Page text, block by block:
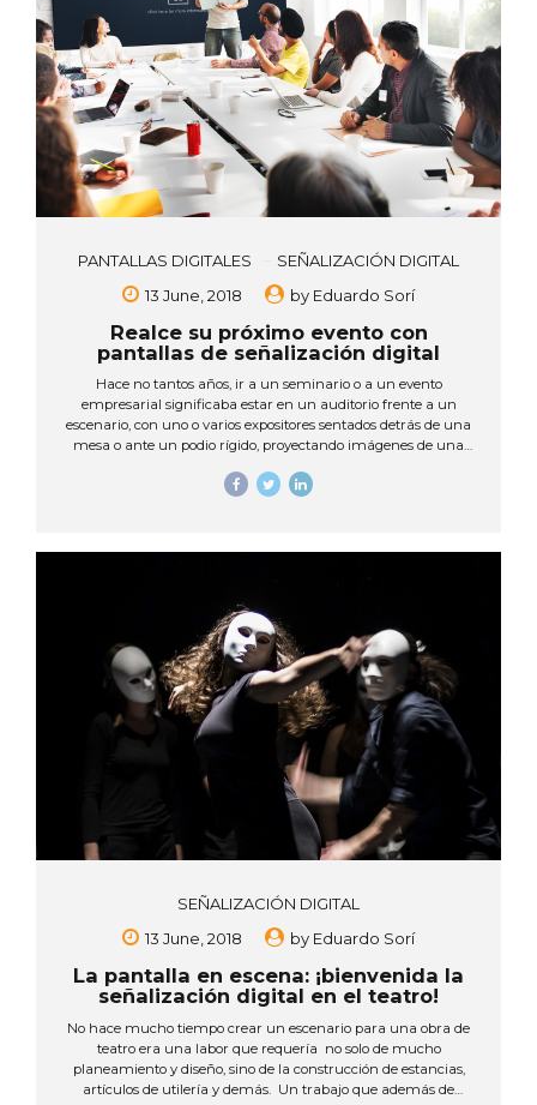
PANTALLAS DIGITALES
SEÑALIZACIÓN DIGITAL
13 June, 2018
by Eduardo Sorí
Realce su próximo evento con
pantallas de señalización digital
Hace no tantos años, ir a un seminario o a un evento
empresarial significaba estar en un auditorio frente a un
escenario, con uno o varios expositores sentados detrás de una
mesa o ante un podio rígido, proyectando imágenes de una
días pasaron! Hoy las empresas cuentan con una enorme
SEÑALIZACIÓN DIGITAL
13 June, 2018
by Eduardo Sorí
La pantalla en escena: ¡bienvenida la
señalización digital en el teatro!
No hace mucho tiempo crear un escenario para una obra de
teatro era una labor que requería no solo de mucho
planeamiento y diseño, sino de la construcción de estancias,
artículos de utilería y demás. Un trabajo que además de